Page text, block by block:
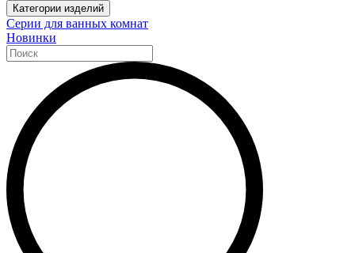
Категории изделий
Серии для ванных комнат
Новинки